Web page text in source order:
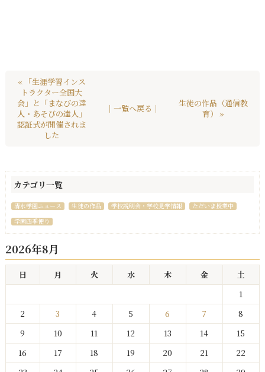
« 「生涯学習インス
トラクター全国大
会」と「まなびの達
人・あそびの達人」
認証式が開催されま
した
｜一覧へ戻る｜
生徒の作品（通信教
育） »
カテゴリ一覧
清水学園ニュース 生徒の作品 学校説明会・学校見学情報
ただいま授業中
学園四季便り
2026年8月
日 月 火 水 木 金 土
1
2
3 4 5 6 7
8
9
10 11 12 13 14
15
16
17 18 19 20 21
22